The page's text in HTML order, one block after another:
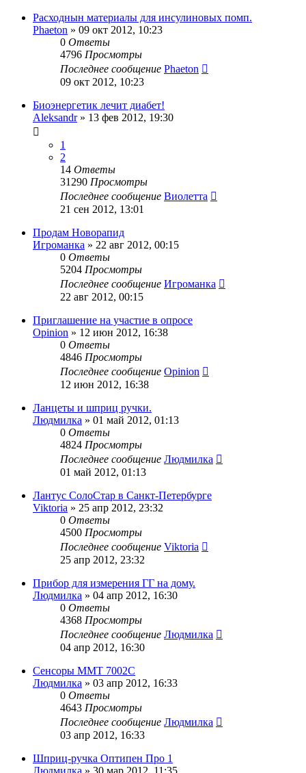
Расходнын материалы для инсулиновых помп.
Phaeton » 09 окт 2012, 10:23
0 Ответы
4796 Просмотры
Последнее сообщение Phaeton
09 окт 2012, 10:23
Биоэнергетик лечит диабет!
Aleksandr» 13 фев 2012, 19:30
1
2
14 Ответы
31290 Просмотры
Последнее сообщение Виолетта
21 сен 2012, 13:01
Продам Новорапид
Игроманка » 22 авг 2012, 00:15
0 Ответы
5204 Просмотры
Последнее сообщение Игроманка
22 авг 2012, 00:15
Приглашение на участие в опросе
Opinion » 12 июн 2012, 16:38
0 Ответы
4846 Просмотры
Последнее сообщение Opinion
12 июн 2012, 16:38
Ланцеты и шприц ручки.
Людмилка » 01 май 2012, 01:13
0 Ответы
4824 Просмотры
Последнее сообщение Людмилка
01 май 2012, 01:13
Лантус СолоСтар в Санкт-Петербурге
Viktoria » 25 апр 2012, 23:32
0 Ответы
4500 Просмотры
Последнее сообщение Viktoria
25 апр 2012, 23:32
Прибор для измерения ГГ на дому.
Людмилка » 04 апр 2012, 16:30
0 Ответы
4368 Просмотры
Последнее сообщение Людмилка
04 апр 2012, 16:30
Сенсоры ММТ 7002С
Людмилка » 03 апр 2012, 16:33
0 Ответы
4643 Просмотры
Последнее сообщение Людмилка
03 апр 2012, 16:33
Шприц-ручка Оптипен Про 1
Людмилка » 30 мар 2012, 11:35